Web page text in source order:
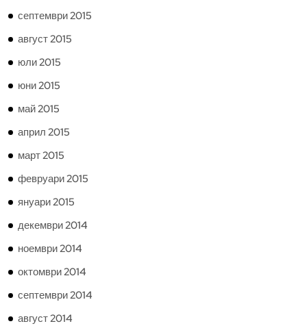
септември 2015
август 2015
юли 2015
юни 2015
май 2015
април 2015
март 2015
февруари 2015
януари 2015
декември 2014
ноември 2014
октомври 2014
септември 2014
август 2014